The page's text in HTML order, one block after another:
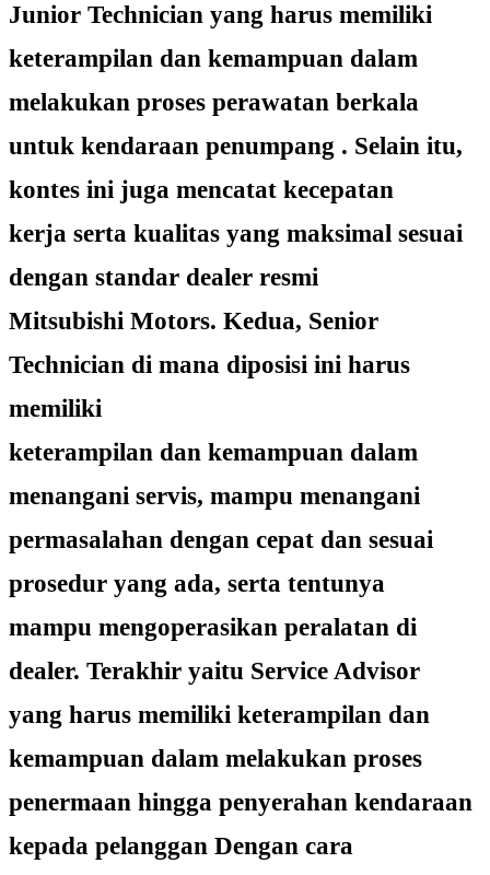
Junior Technician yang harus memiliki
keterampilan dan kemampuan dalam
melakukan proses perawatan berkala
untuk kendaraan penumpang . Selain itu,
kontes ini juga mencatat kecepatan
kerja serta kualitas yang maksimal sesuai
dengan standar dealer resmi
Mitsubishi Motors. Kedua, Senior
Technician di mana diposisi ini harus
memiliki
keterampilan dan kemampuan dalam
menangani servis, mampu menangani
permasalahan dengan cepat dan sesuai
prosedur yang ada, serta tentunya
mampu mengoperasikan peralatan di
dealer. Terakhir yaitu Service Advisor
yang harus memiliki keterampilan dan
kemampuan dalam melakukan proses
penermaan hingga penyerahan kendaraan
kepada pelanggan Dengan cara